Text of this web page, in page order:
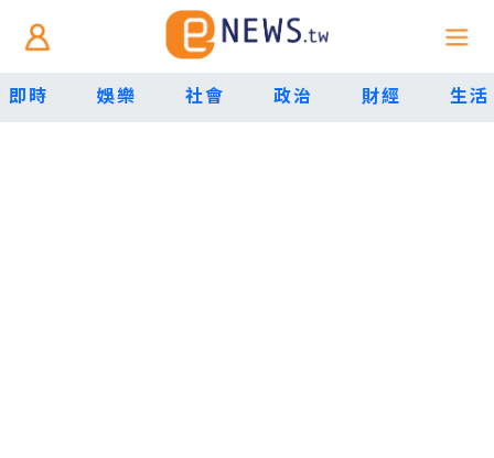
即時 娛樂 社會 政治 財經 生活